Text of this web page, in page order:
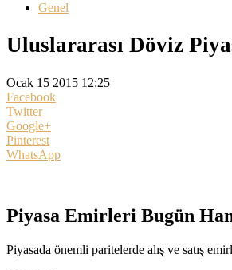
Genel
Uluslararası Döviz
Ocak 15 2015 12:25
Facebook
Twitter
Google+
Pinterest
WhatsApp
Piyasa Emirleri Bugün
Piyasada önemli paritelerde alış ve satış